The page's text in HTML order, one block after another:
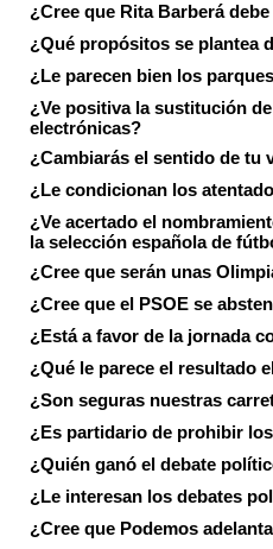
¿Cree que Rita Barberá
¿Qué propósitos se plantea
¿Le parecen bien los
¿Ve positiva la sustitución
electrónicas?
¿Cambiarás el sentido de tu
¿Le condicionan los
¿Ve acertado el
la selección española de
¿Cree que serán unas
¿Cree que el PSOE se
¿Está a favor de la jornada
¿Qué le parece el resultado
¿Son seguras nuestras
¿Es partidario de prohibir
¿Quién ganó el debate
¿Le interesan los debates
¿Cree que Podemos